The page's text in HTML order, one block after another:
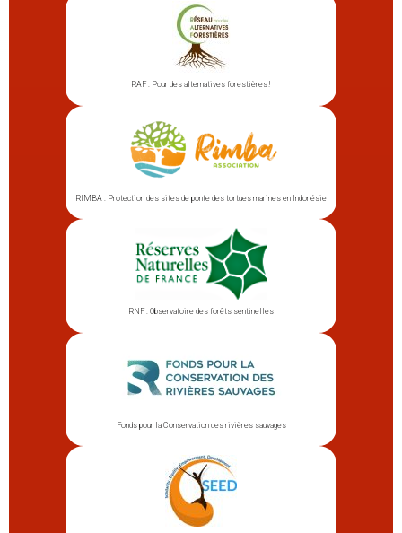
RAF : Pour des alternatives forestières !
RIMBA : Protection des sites de ponte des tortues marines en Indonésie
RNF : Observatoire des forêts sentinelles
Fonds pour la Conservation des rivières sauvages